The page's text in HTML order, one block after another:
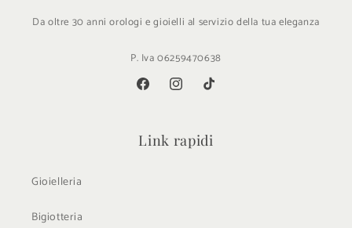
Da oltre 30 anni orologi e gioielli al servizio della tua eleganza
P. Iva 06259470638
FacebookInstagramTikTok
Link rapidi
Gioielleria
Bigiotteria